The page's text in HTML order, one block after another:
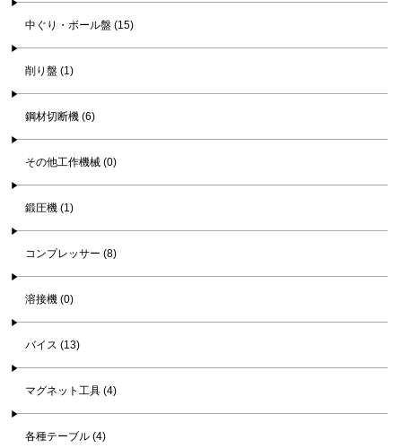
中ぐり・ボール盤 (15)
削り盤 (1)
鋼材切断機 (6)
その他工作機械 (0)
鍛圧機 (1)
コンプレッサー (8)
溶接機 (0)
バイス (13)
マグネット工具 (4)
各種テーブル (4)